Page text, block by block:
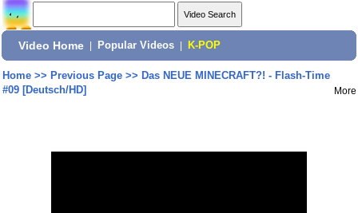
Video Home Popular Videos K-POP
Home>> Previous Page>> Das NEUE MINECRAFT?! - Flash-Time
#09 [Deutsch/HD]
More